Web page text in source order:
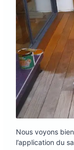
Nous voyons
l’application du